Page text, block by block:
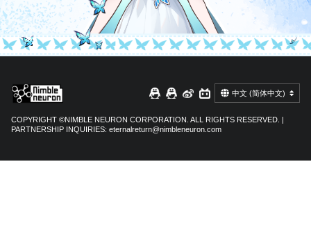
中文 (简体中文)
COPYRIGHT ©NIMBLE NEURON CORPORATION. ALL RIGHTS RESERVED. |
PARTNERSHIP INQUIRIES: eternalreturn@nimbleneuron.com